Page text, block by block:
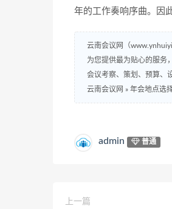
年的工作奏响序曲。因
云南会议网（
为您提供最为贴心的服务
会议考察、策划、预算、
云南会议网 » 年会地点选
admin 普通
上一篇